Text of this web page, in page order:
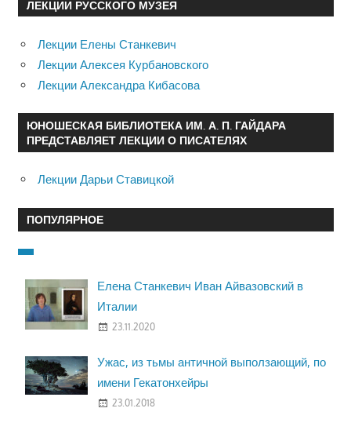
ЛЕКЦИИ РУССКОГО МУЗЕЯ
Лекции Елены Станкевич
Лекции Алексея Курбановского
Лекции Александра Кибасова
ЮНОШЕСКАЯ БИБЛИОТЕКА ИМ. А. П. ГАЙДАРА
ПРЕДСТАВЛЯЕТ ЛЕКЦИИ О ПИСАТЕЛЯХ
Лекции Дарьи Ставицкой
ПОПУЛЯРНОЕ
Елена Станкевич Иван Айвазовский в
Италии
23.11.2020
Ужас, из тьмы античной выползающий, по
имени Гекатонхейры
23.01.2018